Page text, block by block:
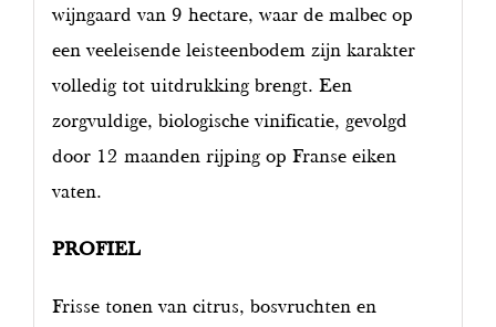
wijngaard van 9 hectare, waar de malbec op
een veeleisende leisteenbodem zijn karakter
volledig tot uitdrukking brengt. Een
zorgvuldige, biologische vinificatie, gevolgd
door 12 maanden rijping op Franse eiken
vaten.
PROFIEL
Frisse tonen van citrus, bosvruchten en